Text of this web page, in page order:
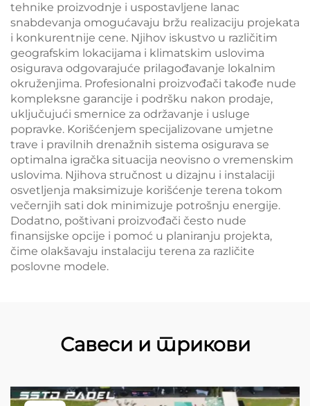
tehnike proizvodnje i uspostavljene lanac
snabdevanja omogućavaju bržu realizaciju projekata
i konkurentnije cene. Njihov iskustvo u različitim
geografskim lokacijama i klimatskim uslovima
osigurava odgovarajuće prilagođavanje lokalnim
okruženjima. Profesionalni proizvođači takođe nude
kompleksne garancije i podršku nakon prodaje,
uključujući smernice za održavanje i usluge
popravke. Korišćenjem specijalizovane umjetne
trave i pravilnih drenažnih sistema osigurava se
optimalna igračka situacija neovisno o vremenskim
uslovima. Njihova stručnost u dizajnu i instalaciji
osvetljenja maksimizuje korišćenje terena tokom
večernjih sati dok minimizuje potrošnju energije.
Dodatno, poštivani proizvođači često nude
finansijske opcije i pomoć u planiranju projekta,
čime olakšavaju instalaciju terena za različite
poslovne modele.
Савеси и трикови